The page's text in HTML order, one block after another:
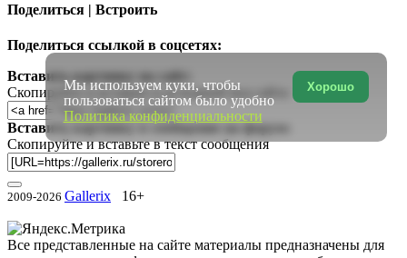
Поделиться | Встроить
Поделиться ссылкой в соцсетях:
Вставить картинку на сайт:
Скопируйте и вставьте в исходный код сайта
Вставить картинку в сообщение на форум:
Скопируйте и вставьте в текст сообщения
2009-2026 Gallerix 16+
Все представленные на сайте материалы предназначены для
Хорошо
Мы используем куки, чтобы
пользоваться сайтом было удобно
Политика конфиденциальности